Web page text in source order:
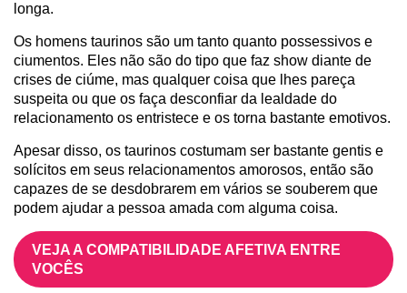
longa.
Os homens taurinos são um tanto quanto possessivos e
ciumentos. Eles não são do tipo que faz show diante de
crises de ciúme, mas qualquer coisa que lhes pareça
suspeita ou que os faça desconfiar da lealdade do
relacionamento os entristece e os torna bastante emotivos.
Apesar disso, os taurinos costumam ser bastante gentis e
solícitos em seus relacionamentos amorosos, então são
capazes de se desdobrarem em vários se souberem que
podem ajudar a pessoa amada com alguma coisa.
VEJA A COMPATIBILIDADE AFETIVA ENTRE
VOCÊS